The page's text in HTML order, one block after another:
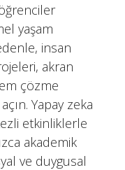
yaşam
insan
akran
çözme
Yapay zeka
etkinliklerle
akademik
ve duygusal